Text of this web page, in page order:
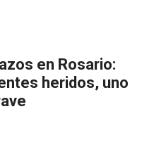
en Rosario:
heridos, uno